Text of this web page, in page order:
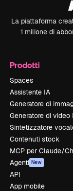
La piattaforma
1 milione di
Prodotti
Spaces
Assistente IA
Generatore di
Generatore di video
Sintetizzatore
Contenuti stock
MCP per Claude/
Agenti New
API
App mobile